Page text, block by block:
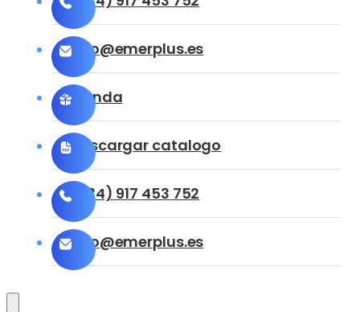
info@emerplus.es
Tienda
Descargar catalogo
(+34) 917 453 752
info@emerplus.es